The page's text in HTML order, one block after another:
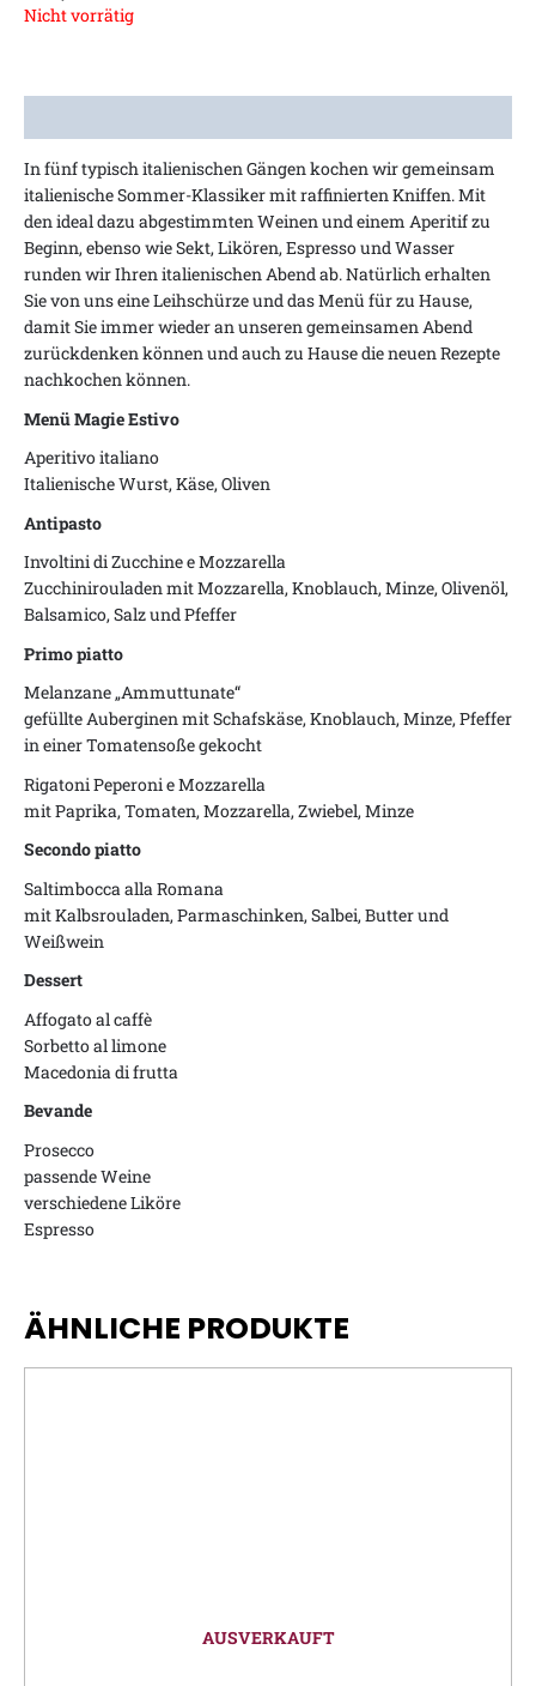
Nicht vorrätig
In fünf typisch italienischen Gängen kochen wir gemeinsam
italienische Sommer-Klassiker mit raffinierten Kniffen. Mit
den ideal dazu abgestimmten Weinen und einem Aperitif zu
Beginn, ebenso wie Sekt, Likören, Espresso und Wasser
runden wir Ihren italienischen Abend ab. Natürlich erhalten
Sie von uns eine Leihschürze und das Menü für zu Hause,
damit Sie immer wieder an unseren gemeinsamen Abend
zurückdenken können und auch zu Hause die neuen Rezepte
nachkochen können.
Menü Magie Estivo
Aperitivo italiano
Italienische Wurst, Käse, Oliven
Antipasto
Involtini di Zucchine e Mozzarella
Zucchinirouladen mit Mozzarella, Knoblauch, Minze, Olivenöl,
Balsamico, Salz und Pfeffer
Primo piatto
Melanzane „Ammuttunate“
gefüllte Auberginen mit Schafskäse, Knoblauch, Minze, Pfeffer
in einer Tomatensoße gekocht
Rigatoni Peperoni e Mozzarella
mit Paprika, Tomaten, Mozzarella, Zwiebel, Minze
Secondo piatto
Saltimbocca alla Romana
mit Kalbsrouladen, Parmaschinken, Salbei, Butter und
Weißwein
Dessert
Affogato al caffè
Sorbetto al limone
Macedonia di frutta
Bevande
Prosecco
passende Weine
verschiedene Liköre
Espresso
ÄHNLICHE PRODUKTE
AUSVERKAUFT